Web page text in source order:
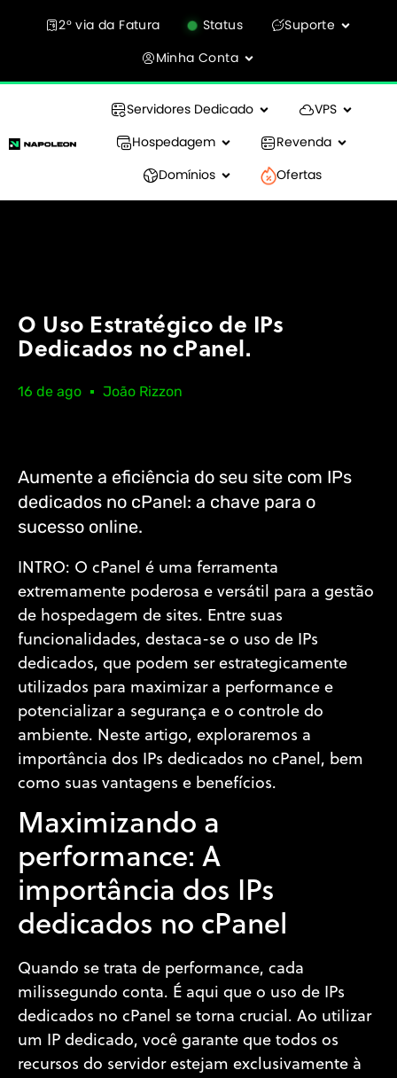
2° via da Fatura Status
Suporte
Minha Conta
Servidores Dedicado
VPS
Hospedagem
Revenda
Domínios
Ofertas
O Uso Estratégico de IPs
Dedicados no cPanel.
16 de ago João Rizzon
Aumente a eficiência do seu site com IPs
dedicados no cPanel: a chave para o
sucesso online.
INTRO: O cPanel é uma ferramenta
extremamente poderosa e versátil para a gestão
de hospedagem de sites. Entre suas
funcionalidades, destaca-se o uso de IPs
dedicados, que podem ser estrategicamente
utilizados para maximizar a performance e
potencializar a segurança e o controle do
ambiente. Neste artigo, exploraremos a
importância dos IPs dedicados no cPanel, bem
como suas vantagens e benefícios.
Maximizando a
performance: A
importância dos IPs
dedicados no cPanel
Quando se trata de performance, cada
milissegundo conta. É aqui que o uso de IPs
dedicados no cPanel se torna crucial. Ao utilizar
um IP dedicado, você garante que todos os
recursos do servidor estejam exclusivamente à